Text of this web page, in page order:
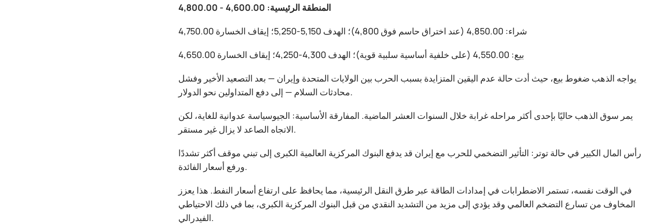
المنطقة الرئيسية: 4,600.00 - 4,800.00
شراء: 4,850.00 (عند اختراق حاسم فوق 4,800)؛ الهدف 5,150-5,250؛ إيقاف الخسارة 4,750.00
بيع: 4,550.00 (على خلفية أساسية سلبية قوية)؛ الهدف 4,300-4,250؛ إيقاف الخسارة 4,650.00
يواجه الذهب ضغوط بيع، حيث أدت حالة عدم اليقين المتزايدة بسبب الحرب بين الولايات المتحدة وإيران — بعد التصعيد الأخير وفشل
محادثات السلام — إلى دفع المتداولين نحو الدولار.
يمر سوق الذهب حاليًا بإحدى أكثر مراحله غرابة خلال السنوات العشر الماضية. المفارقة الأساسية: الجيوسياسة عدوانية للغاية، لكن
الاتجاه الصاعد لا يزال غير مستقر.
رأس المال الكبير في حالة توتر: التأثير التضخمي للحرب مع إيران قد يدفع البنوك المركزية العالمية الكبرى إلى تبني موقف أكثر تشددًا
ورفع أسعار الفائدة.
في الوقت نفسه، تستمر الاضطرابات في إمدادات الطاقة عبر طرق النقل الرئيسية، مما يحافظ على ارتفاع أسعار النفط. هذا يعزز
المخاوف من تسارع التضخم العالمي وقد يؤدي إلى مزيد من التشديد النقدي من قبل البنوك المركزية الكبرى، بما في ذلك الاحتياطي
الفيدرالي.